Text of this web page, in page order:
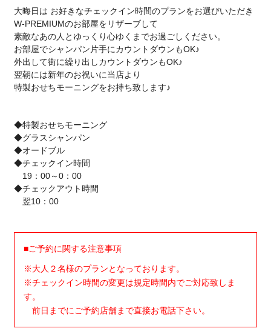
大晦日は お好きなチェックイン時間のプランをお選びいただき
W-PREMIUMのお部屋をリザーブして
素敵なあの人とゆっくり心ゆくまでお過ごしください。
お部屋でシャンパン片手にカウントダウンもOK♪
外出して街に繰り出しカウントダウンもOK♪
翌朝には新年のお祝いに当店より
特製おせちモーニングをお持ち致します♪
◆特製おせちモーニング
◆グラスシャンパン
◆オードブル
◆チェックイン時間
19：00～0：00
◆チェックアウト時間
翌10：00
■ご予約に関する注意事項
※大人２名様のプランとなっております。
※チェックイン時間の変更は規定時間内でご対応致しま
す。
前日までにご予約店舗まで直接お電話下さい。